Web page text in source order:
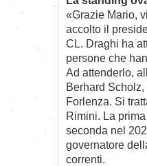
«Grazie Mario,
accolto il
CL. Draghi ha
persone che
Ad attenderlo,
Berhard
Forlenza. Si
Rimini. La
seconda nel
governatore
correnti.